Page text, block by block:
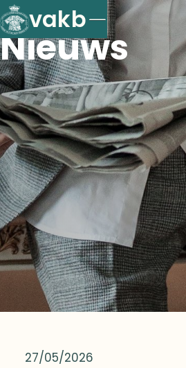
vakb
Nieuws
27/05/2026